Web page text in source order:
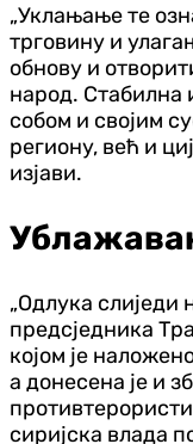
„Уклањање те
трговину и
обнову и
народ. Стабилна
собом и својим
региону, већ и
изјави.
„Одлука
предсједника
којом је
а донесена је и
сиријска влада